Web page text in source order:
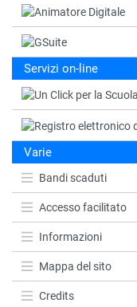
Servizi on-line
Varie
Bandi scaduti
Accesso facilitato
Informazioni
Mappa del sito
Credits